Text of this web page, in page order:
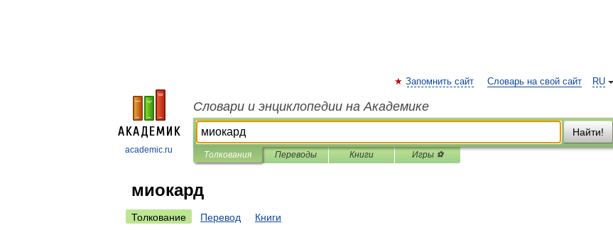
academic.ru
RU
Запомнить сайт Словарь на свой сайт
Словари и энциклопедии на Академике
Найти!
Толкования Переводы Книги Игры ⚽
миокард
Толкование Перевод Книги